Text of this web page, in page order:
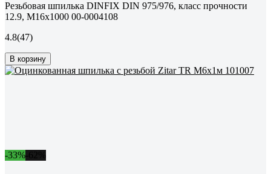
Резьбовая шпилька DINFIX DIN 975/976, класс прочности
12.9, M16x1000 00-0004108
4.8(47)
В корзину
-33%